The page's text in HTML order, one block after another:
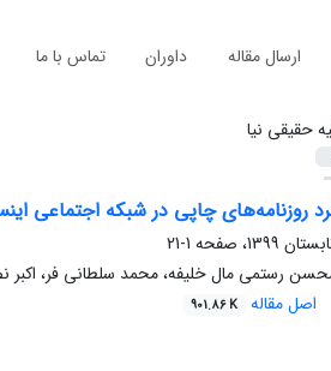
ارسال مقاله داوران تماس با ما
حقیقی نیا
روزنامه‌های چاپی در شبکه اجتماعی
1-21
رستمی مال خلیفه، محمد سلطانی فر، اکبر
اصل مقاله 901.86 K